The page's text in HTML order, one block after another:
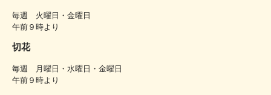
毎週 火曜日・金曜日
午前９時より
切花
毎週 月曜日・水曜日・金曜日
午前９時より